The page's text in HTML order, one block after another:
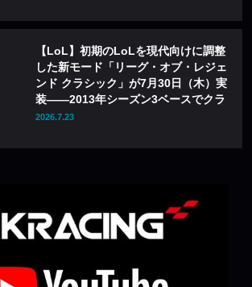
【LoL】初期のLoLを現代向けに調整
した新モード「リーグ・オブ・レジェ
ンド クラシック」が7月30日（木）実
装——2013年シーズン3ベースでクラ
シックチャンピオン60体が登場
2026.7.23